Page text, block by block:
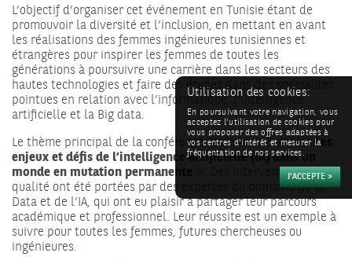
L’objectif d’organiser cet événement en Tunisie étant de
promouvoir la diversité et l’inclusion, en mettant en avant
les réalisations des femmes ingénieures tunisiennes et
étrangères pour inspirer les femmes de toutes les
générations à poursuivre une carrière dans les secteurs des
hautes technologies et faire des études dans des spécialités
pointues en relation avec l’informatique, l’intelligence
artificielle et la Big data.
Le thème principal de la conférence cette année a été « Les
enjeux et défis de l’intelligence artificielle (IA) dans un
monde en mutation permanente ». Des interventions de
qualité ont été portées par des expertes du domaine de la
Data et de l’IA, qui ont eu plaisir à partager leur parcours
académique et professionnel. Leur réussite est un exemple à
suivre pour toutes les femmes, futures chercheuses ou
ingénieures.
Utilisation des cookies:
En poursuivant votre navigation, vous
acceptez l'utilisation de cookies pour
vous proposer des offres adaptées à
vos centres d'intérêt et mesurer la
fréquentation de nos services.